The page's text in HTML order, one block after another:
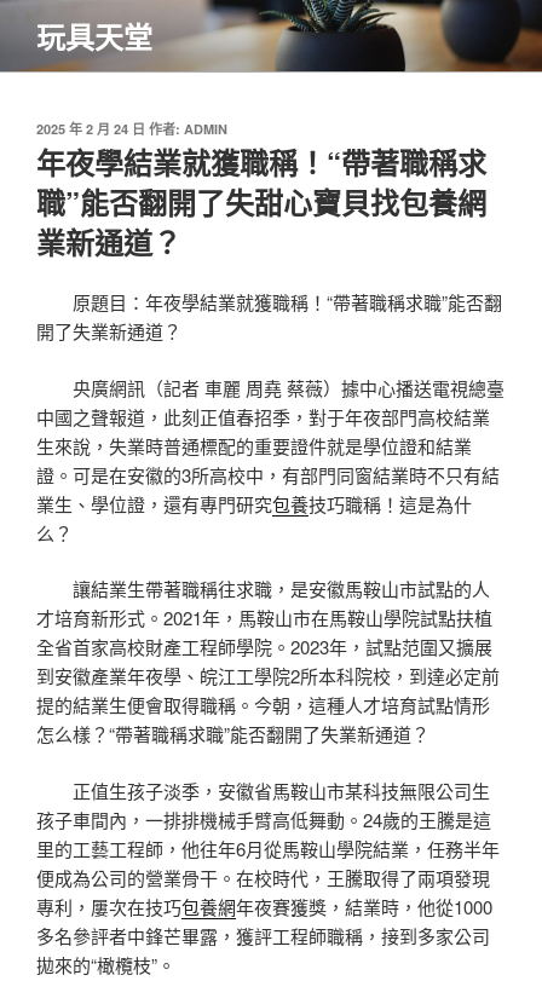
主
玩具天堂
發
佈
於
2025 年 2 月 24 日 作者: ADMIN
年夜學結業就獲職稱！“帶著職稱求
職”能否翻開了失甜心寶貝找包養網
業新通道？
原題目：年夜學結業就獲職稱！“帶著職稱求職”能否翻
開了失業新通道？
央廣網訊（記者 車麗 周堯 蔡薇）據中心播送電視總臺
中國之聲報道，此刻正值春招季，對于年夜部門高校結業
生來說，失業時普通標配的重要證件就是學位證和結業
證。可是在安徽的3所高校中，有部門同窗結業時不只有結
業生、學位證，還有專門研究包養技巧職稱！這是為什
么？
讓結業生帶著職稱往求職，是安徽馬鞍山市試點的人
才培育新形式。2021年，馬鞍山市在馬鞍山學院試點扶植
全省首家高校財產工程師學院。2023年，試點范圍又擴展
到安徽產業年夜學、皖江工學院2所本科院校，到達必定前
提的結業生便會取得職稱。今朝，這種人才培育試點情形
怎么樣？“帶著職稱求職”能否翻開了失業新通道？
正值生孩子淡季，安徽省馬鞍山市某科技無限公司生
孩子車間內，一排排機械手臂高低舞動。24歲的王騰是這
里的工藝工程師，他往年6月從馬鞍山學院結業，任務半年
便成為公司的營業骨干。在校時代，王騰取得了兩項發現
專利，屢次在技巧包養網年夜賽獲獎，結業時，他從1000
多名參評者中鋒芒畢露，獲評工程師職稱，接到多家公司
拋來的“橄欖枝”。